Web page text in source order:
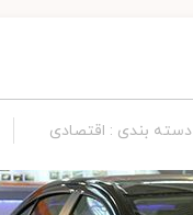
دسته بندی : اقتصادی